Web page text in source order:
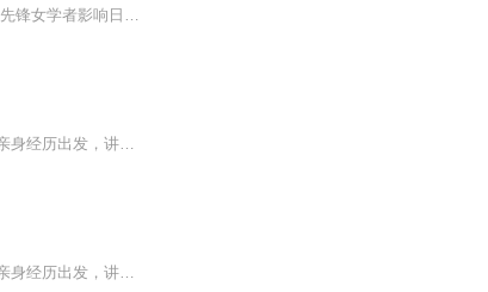
可望被爱的心理是亚洲女性一生的陷阱。田岛阳子<以爱为名的支配>__上野千鹤子多次公开赞赏的先锋女学者影响日本数代女性的精神独立之书，从母女关系、婚恋、育儿、职场等多个维度撕开，“情感勒索”的真相，大胆打破“爱”的魔咒。
日本女性主义传奇人物田岛阳子代表作品初次引进。渴望被爱的心理，是女性一生的陷阱。作者从亲身经历出发，讲述了在“亲缘压迫”下成长为“女性主义者”的思想历程。本书探讨了所有东亚女性都深有共鸣的生存问题，大胆揭露了原生家庭、婚恋、工作、育儿等...
日本女性主义传奇人物田岛阳子代表作品初次引进。渴望被爱的心理，是女性一生的陷阱。作者从亲身经历出发，讲述了在“亲缘压迫”下成长为“女性主义者”的思想历程。本书探讨了所有东亚女性都深有共鸣的生存问题，大胆揭露了原生家庭、婚恋、工作、育儿等...